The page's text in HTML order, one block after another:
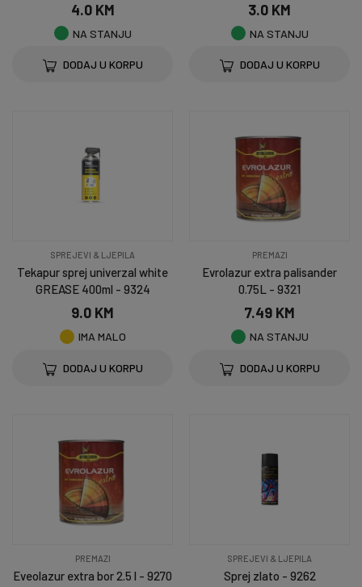
4.0 KM
NA STANJU
DODAJ U KORPU
3.0 KM
NA STANJU
DODAJ U KORPU
SPREJEVI & LJEPILA
Tekapur sprej univerzal white
GREASE 400ml - 9324
9.0 KM
IMA MALO
DODAJ U KORPU
PREMAZI
Evrolazur extra palisander
0.75L - 9321
7.49 KM
NA STANJU
DODAJ U KORPU
PREMAZI
Eveolazur extra bor 2.5 l - 9270
SPREJEVI & LJEPILA
Sprej zlato - 9262